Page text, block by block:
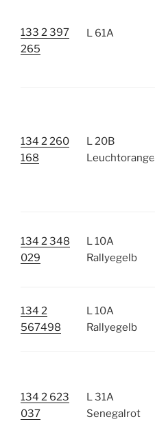
133 2 397
265
L 61A
134 2 260
168
L 20B
Leuchtorange
134 2 348
029
L 10A
Rallyegelb
134 2
567498
L 10A
Rallyegelb
134 2 623
037
L 31A
Senegalrot